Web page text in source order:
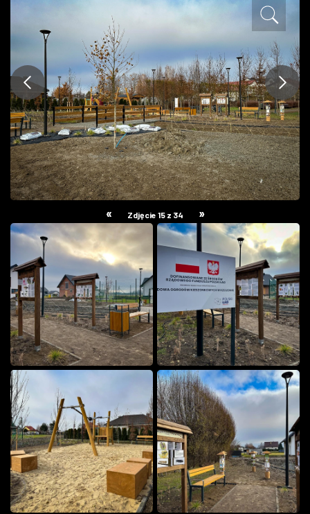
W RZESZOWIE
« Zdjęcie 15 z 34 »